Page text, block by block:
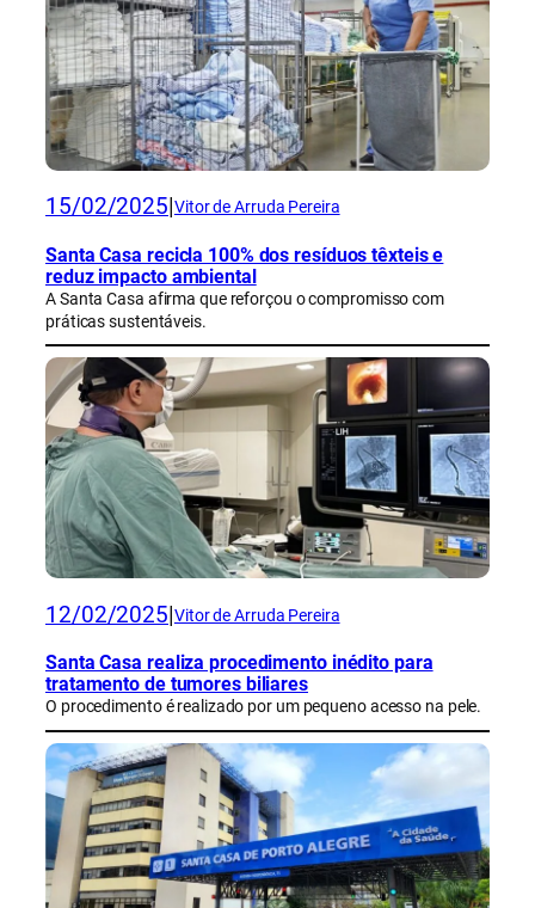
15/02/2025 Vitor de Arruda Pereira
Santa Casa recicla 100% dos resíduos têxteis e
reduz impacto ambiental
A Santa Casa afirma que reforçou o compromisso com
práticas sustentáveis.
12/02/2025 Vitor de Arruda Pereira
Santa Casa realiza procedimento inédito para
tratamento de tumores biliares
O procedimento é realizado por um pequeno acesso na pele.